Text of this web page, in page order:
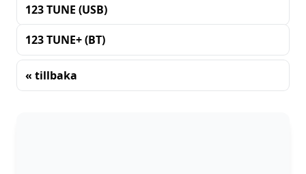
123 TUNE (USB)
123 TUNE+ (BT)
« tillbaka